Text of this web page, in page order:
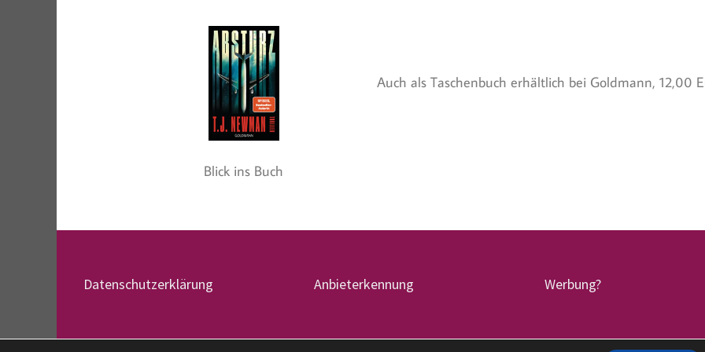
Blick ins Buch
Auch als Taschenbuch erhältlich bei Goldmann, 12,00
Datenschutzerklärung Anbieterkennung Werbung?